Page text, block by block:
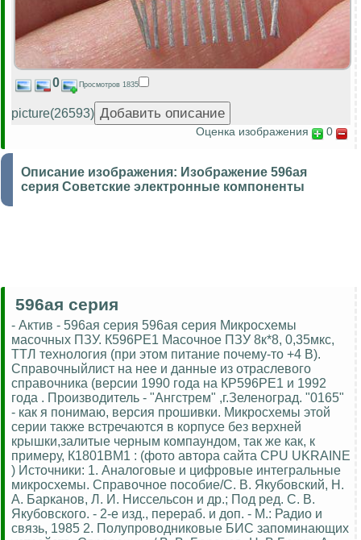
0 Просмотров 1835
picture(26593)
Оценка изображения 0
Описание изображения: Изображение 596ая
серия Советские электронные компоненты
596ая серия
- Актив - 596ая серия 596ая серия Микросхемы
масочных ПЗУ. К596РЕ1 Масочное ПЗУ 8к*8, 0,35мкс,
ТТЛ технология (при этом питание почему-то +4 В).
Справочныйлист на нее и данные из отраслевого
справочника (версии 1990 года на КР596РЕ1 и 1992
года . Производитель - "Ангстрем" ,г.Зеленоград. "0165"
- как я понимаю, версия прошивки. Микросхемы этой
серии также встречаются в корпусе без верхней
крышки,залитые черным компаундом, так же как, к
примеру, К1801ВМ1 : (фото автора сайта CPU UKRAINE
) Источники: 1. Аналоговые и цифровые интегральные
микросхемы. Справочное пособие/С. В. Якубовский, Н.
А. Барканов, Л. И. Ниссельсон и др.; Под ред. С. В.
Якубовского. - 2-е изд., перераб. и доп. - М.: Радио и
связь, 1985 2. Полупроводниковые БИС запоминающих